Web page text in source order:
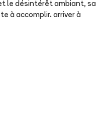
le désintérêt ambiant, sa
à accomplir. arriver à